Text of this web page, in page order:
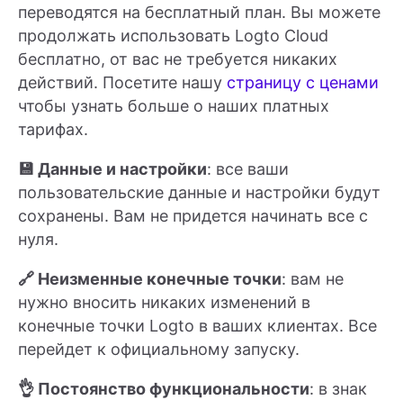
переводятся на бесплатный план. Вы можете
продолжать использовать Logto Cloud
бесплатно, от вас не требуется никаких
действий. Посетите нашу страницу с ценами
чтобы узнать больше о наших платных
тарифах.
💾 Данные и настройки: все ваши
пользовательские данные и настройки будут
сохранены. Вам не придется начинать все с
нуля.
🔗 Неизменные конечные точки: вам не
нужно вносить никаких изменений в
конечные точки Logto в ваших клиентах. Все
перейдет к официальному запуску.
👌 Постоянство функциональности: в знак